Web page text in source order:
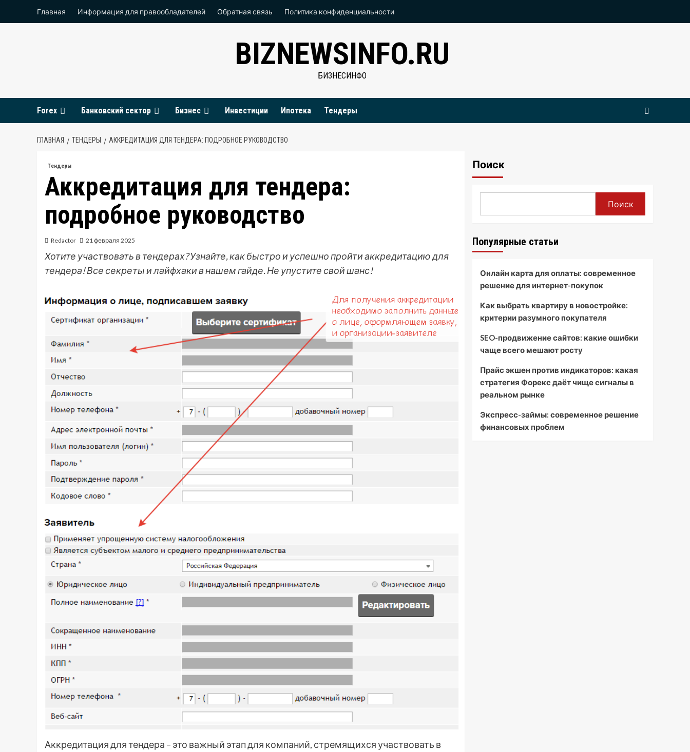
Главная Информация для правообладателей Обратная связь Политика конфиденциальности
BIZNEWSINFO.RU
БИЗНЕСИНФО
Forex Банковский сектор Бизнес Инвестиции Ипотека Тендеры
ГЛАВНАЯ ТЕНДЕРЫ АККРЕДИТАЦИЯ ДЛЯ ТЕНДЕРА: ПОДРОБНОЕ РУКОВОДСТВО
Тендеры
Аккредитация для тендера:
подробное руководство
Redactor 21 февраля 2025
Хотите участвовать в тендерах? Узнайте, как быстро и успешно пройти аккредитацию для
тендера! Все секреты и лайфхаки в нашем гайде. Не упустите свой шанс!
Аккредитация для тендера – это важный этап для компаний, стремящихся участвовать в
Поиск
Поиск
Популярные статьи
Онлайн карта для оплаты: современное
решение для интернет-покупок
Как выбрать квартиру в новостройке:
критерии разумного покупателя
SEO-продвижение сайтов: какие ошибки
чаще всего мешают росту
Прайс экшен против индикаторов: какая
стратегия Форекс даёт чище сигналы в
реальном рынке
Экспресс-займы: современное решение
финансовых проблем